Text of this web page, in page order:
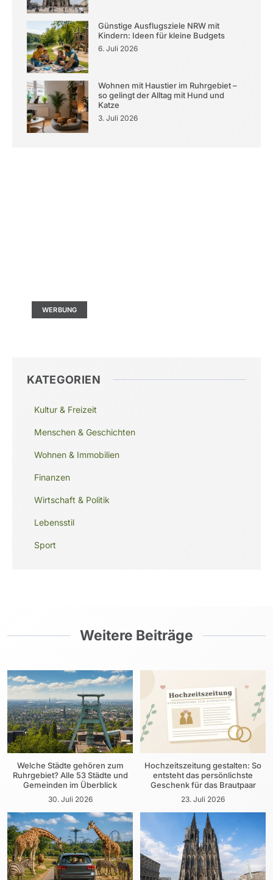
Günstige Ausflugsziele NRW mit
Kindern: Ideen für kleine Budgets
6. Juli 2026
Wohnen mit Haustier im Ruhrgebiet –
so gelingt der Alltag mit Hund und
Katze
3. Juli 2026
WERBUNG
KATEGORIEN
Kultur & Freizeit
Menschen & Geschichten
Wohnen & Immobilien
Finanzen
Wirtschaft & Politik
Lebensstil
Sport
Weitere Beiträge
Welche Städte gehören zum
Ruhrgebiet? Alle 53 Städte und
Gemeinden im Überblick
30. Juli 2026
Hochzeitszeitung gestalten: So
entsteht das persönlichste
Geschenk für das Brautpaar
23. Juli 2026